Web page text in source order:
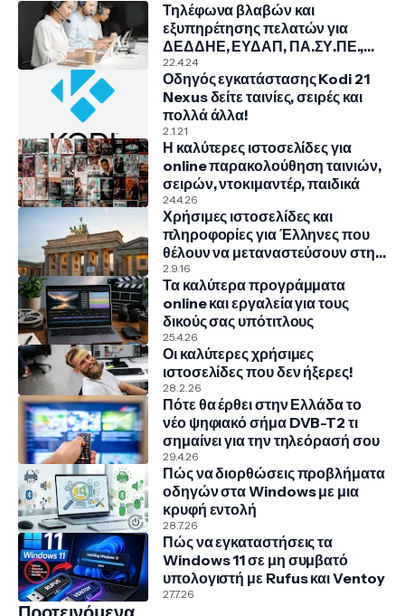
Τηλέφωνα βλαβών και
εξυπηρέτησης πελατών για
ΔΕΔΔΗΕ, ΕΥΔΑΠ, ΠΑ.ΣΥ.ΠΕ.,
COSMOTE, NOVA, VODAFONE
22.4.24
Οδηγός εγκατάστασης Kodi 21
Nexus δείτε ταινίες, σειρές και
πολλά άλλα!
2.1.21
Η καλύτερες ιστοσελίδες για
online παρακολούθηση ταινιών,
σειρών, ντοκιμαντέρ, παιδικά
24.4.26
Χρήσιμες ιστοσελίδες και
πληροφορίες για Έλληνες που
θέλουν να μεταναστεύσουν στην
Γερμανία
2.9.16
Τα καλύτερα προγράμματα
online και εργαλεία για τους
δικούς σας υπότιτλους
25.4.26
Οι καλύτερες χρήσιμες
ιστοσελίδες που δεν ήξερες!
28.2.26
Πότε θα έρθει στην Ελλάδα το
νέο ψηφιακό σήμα DVB-T2 τι
σημαίνει για την τηλεόρασή σου
29.4.26
Πώς να διορθώσεις προβλήματα
οδηγών στα Windows με μια
κρυφή εντολή
28.7.26
Πώς να εγκαταστήσεις τα
Windows 11 σε μη συμβατό
υπολογιστή με Rufus και Ventoy
27.7.26